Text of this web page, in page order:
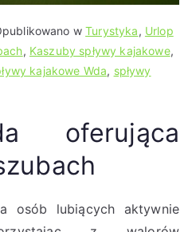
wTurystyka, Urlop
, Kaszuby spływy kajakowe,
kajakowe Wda, spływy
oferująca
osób lubiących aktywnie